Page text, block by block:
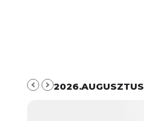
2026.AUGUSZTUS